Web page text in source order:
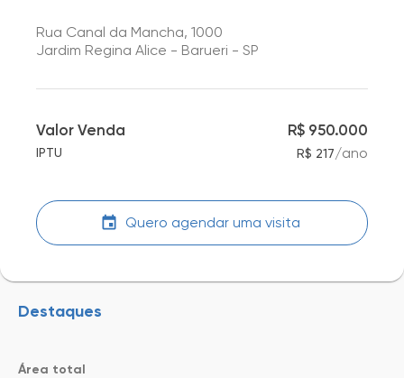
Rua Canal da Mancha, 1000
Jardim Regina Alice - Barueri - SP
Valor Venda R$ 950.000
IPTU R$ 217/ano
Quero agendar uma visita
Destaques
Área total